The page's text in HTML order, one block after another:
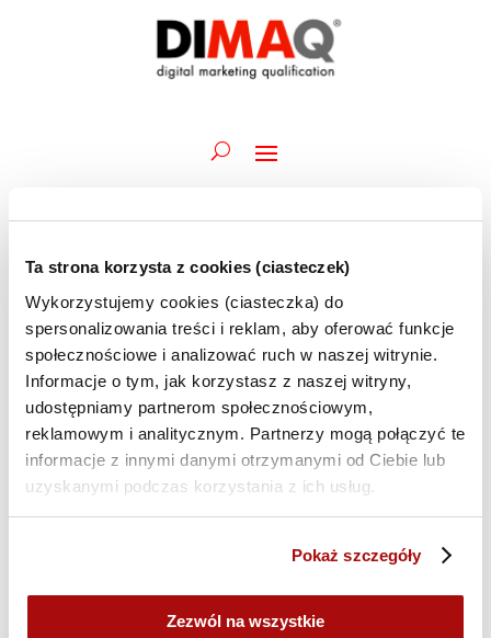
Ta strona korzysta z cookies (ciasteczek)
Wykorzystujemy cookies (ciasteczka) do
spersonalizowania treści i reklam, aby oferować funkcje
społecznościowe i analizować ruch w naszej witrynie.
Informacje o tym, jak korzystasz z naszej witryny,
udostępniamy partnerom społecznościowym,
reklamowym i analitycznym. Partnerzy mogą połączyć te
informacje z innymi danymi otrzymanymi od Ciebie lub
uzyskanymi podczas korzystania z ich usług.
Pokaż szczegóły
Zezwól na wszystkie
Wydarzenia
for
8
lipca
2026
po
i
08.07.2026
Wybierz
datę.
Trwające
Akademia DIMAQ Basic | M.Bartołd | 02-03, 06-
10 i 13.07 | szkolenie ONLINE
2 lipca @ 09:45-13 lipca @ 12:30
6 lipca @ 09:45-15 lipca @ 12:30